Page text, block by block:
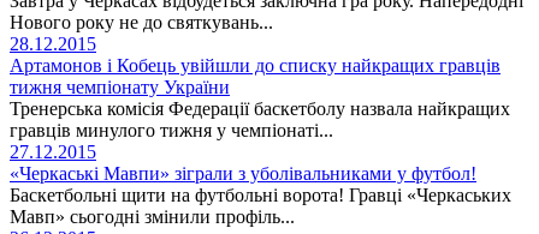
Нового року не до святкувань...
28.12.2015
Артамонов і Кобець увійшли до списку найкращих гравців
тижня чемпіонату України
Тренерська комісія Федерації баскетболу назвала найкращих
гравців минулого тижня у чемпіонаті...
27.12.2015
«Черкаські Мавпи» зіграли з уболівальниками у футбол!
Баскетбольні щити на футбольні ворота! Гравці «Черкаських
Мавп» сьогодні змінили профіль...